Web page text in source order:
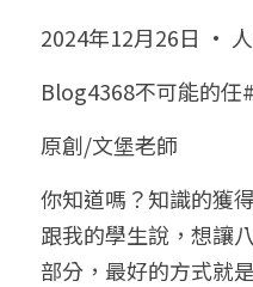
心靈成長
人氣最高
站長精選
臉書生活
好書推廌
團隊訓練營
八字視頻
陽宅視頻
線上直播
自我挑戰
八字初階班1
八字初階班2
八字進階班
八字中階班
八字高階班
命理商城
八字完整班
《十神高階實戰錄
科學八字推理PDF
八字批命
我的著作
科學八字推理1
科學八字推理2
科學八字推理3
與我預約
批命預約
上課預約
登錄 / 註冊
搜索
2024年12月26日 ·
Blog4368不可能的任
原創/文堡老師
你知道嗎？知識的獲
跟我的學生說，想讓
部分，最好的方式就